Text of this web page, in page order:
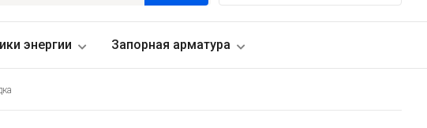
энергии Запорная арматура